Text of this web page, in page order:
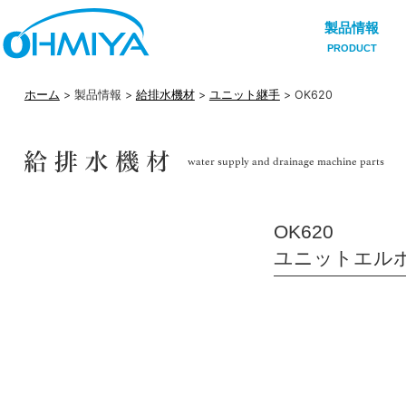
製品情報
PRODUCT
ホーム > 製品情報 > 給排水機材> ユニット継手> OK620
OK620
ユニットエル